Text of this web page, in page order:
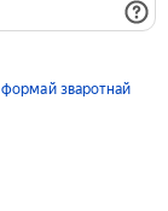
формай зваротнай